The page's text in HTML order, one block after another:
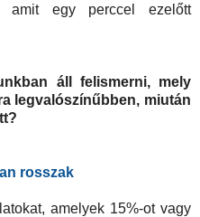
amit egy perccel ezelőtt
áll felismerni, mely
legvalószínűbben, miután
rosszak
amelyek 15%-ot vagy